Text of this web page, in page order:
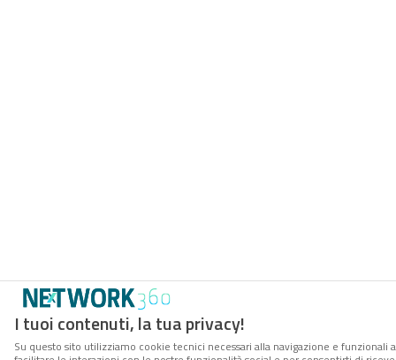
I tuoi contenuti, la tua privacy!
Su questo sito utilizziamo cookie tecnici necessari alla navigazione e